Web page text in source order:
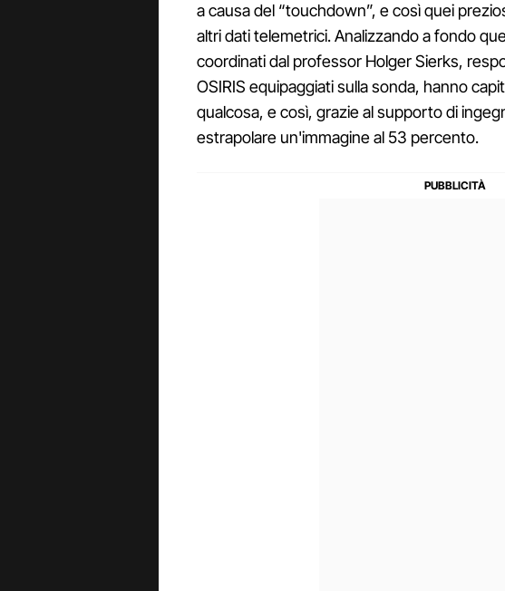
a causa del “touchdown”, e così quei
altri dati telemetrici. Analizzando a fondo
coordinati dal professor Holger Sierks,
OSIRIS equipaggiati sulla sonda, hanno
qualcosa, e così, grazie al supporto di
estrapolare un'immagine al 53 percento.